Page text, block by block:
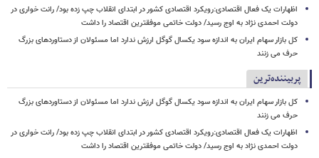
اظهارات یک فعال اقتصادی:رویکرد اقتصادی کشور در ابتدای انقلاب چپ زده بود/ رانت خواری در
دولت احمدی نژاد به اوج رسید/ دولت خاتمی موفقترین اقتصاد را داشت
کل بازار سهام ایران به اندازه سود یکسال گوگل ارزش ندارد اما مسئولان از دستاوردهای بزرگ
حرف می زنند
پربیننده‌ترین
کل بازار سهام ایران به اندازه سود یکسال گوگل ارزش ندارد اما مسئولان از دستاوردهای بزرگ
حرف می زنند
اظهارات یک فعال اقتصادی:رویکرد اقتصادی کشور در ابتدای انقلاب چپ زده بود/ رانت خواری در
دولت احمدی نژاد به اوج رسید/ دولت خاتمی موفقترین اقتصاد را داشت